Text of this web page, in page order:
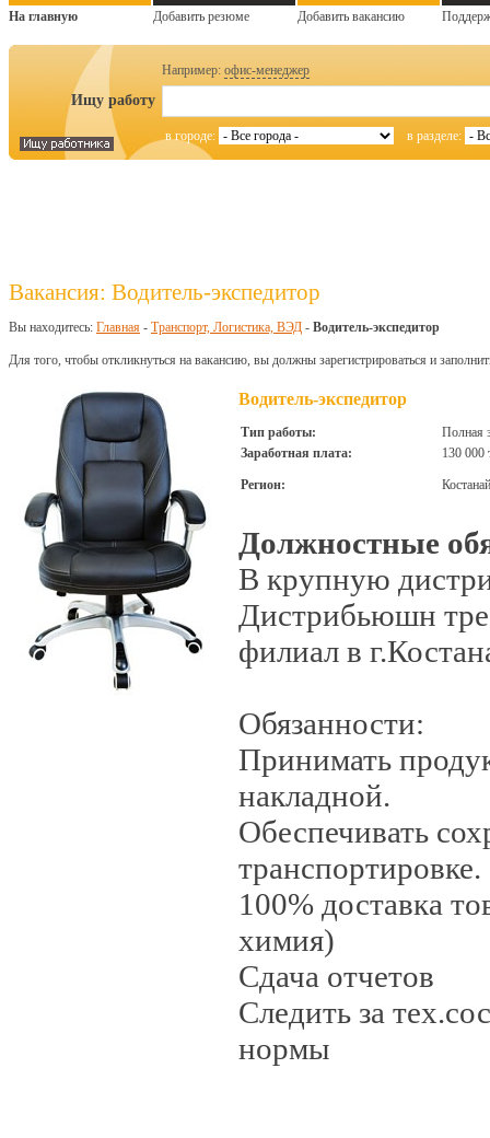
На главную Добавить резюме Добавить вакансию
Например: офис-менеджер
Ищу работу
в городе: в разделе:
Вакансия: Водитель-экспедитор
Вы находитесь: Главная - Транспорт, Логистика, ВЭД - Водитель-экспедитор
Для того, чтобы откликнуться на вакансию, вы должны зарегистрироваться и
Водитель-экспедитор
Тип работы:
Полная
Заработная плата:
130 000
Регион: Костанай
Должностные
В крупную
Дистрибьюшн
филиал в
Обязанности:
Принимать
накладной.
Обеспечивать
транспортировке.
100% доставка
химия)
Сдача отчетов
Следить за
нормы